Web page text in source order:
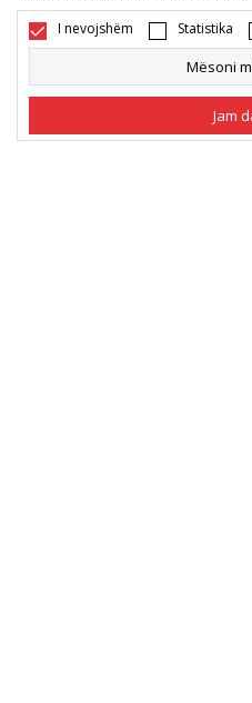
Ndihmë për blerjet online
I nevojshëm Statistika
Mësoni
Jam